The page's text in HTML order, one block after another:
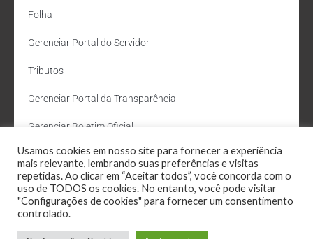
Folha
Gerenciar Portal do Servidor
Tributos
Gerenciar Portal da Transparência
Gerenciar Boletim Oficial
Departamento de Água e Esgoto
Administração Site
Webmail
Usamos cookies em nosso site para fornecer a experiência
mais relevante, lembrando suas preferências e visitas
repetidas. Ao clicar em “Aceitar todos”, você concorda com o
uso de TODOS os cookies. No entanto, você pode visitar
"Configurações de cookies" para fornecer um consentimento
controlado.